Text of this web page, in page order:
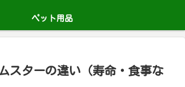
ペット用品
スターの違い（寿命・食事な